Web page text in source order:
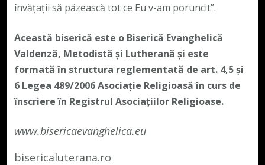
învățații să păzească tot ce Eu v-am poruncit”.
Această biserică este o Biserică Evanghelică
Valdenză, Metodistă și Lutherană și este
formată în structura reglementată de art. 4,5 și
6 Legea 489/2006Asociație Religioasă în curs de
înscriere în Registrul Asociațiilor Religioase.
www.bisericaevanghelica.eu
bisericaluterana.ro